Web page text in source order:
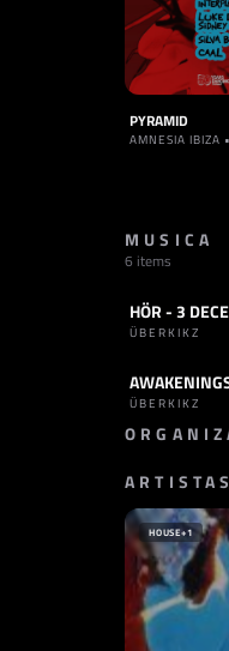
PYRAMID
AMNESIA IBIZA
MUSICA
6 items
SET TECHNO
HÖR - 3
ÜBERKIKZ
PODCAST
ÜBERKIKZ
PROMOTOR
HÖR
ALEMANIA
HOUSE+1